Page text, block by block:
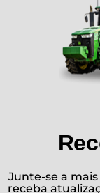
Junte-se a
receba